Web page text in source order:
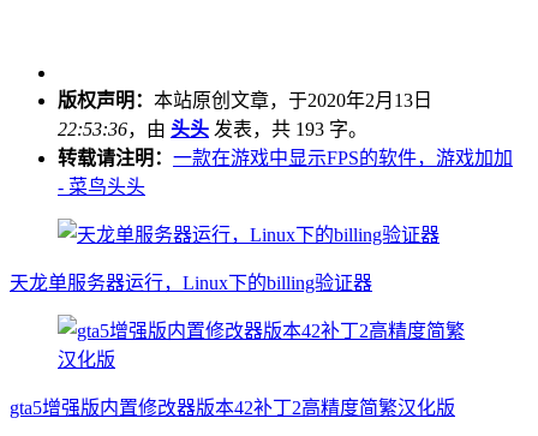
版权声明： 本站原创文章，于2020年2月13日
22:53:36，由 头头 发表，共 193 字。
转载请注明： 一款在游戏中显示FPS的软件，游戏加加
- 菜鸟头头
天龙单服务器运行，Linux下的billing验证器
gta5增强版内置修改器版本42补丁2高精度简繁汉化版